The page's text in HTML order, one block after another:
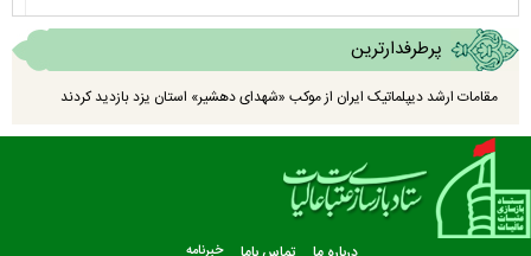
پرطرفدارترین
مقامات ارشد دیپلماتیک ایران از موکب «شهدای دهشیر» استان یزد بازدید کردند
خبرنامه